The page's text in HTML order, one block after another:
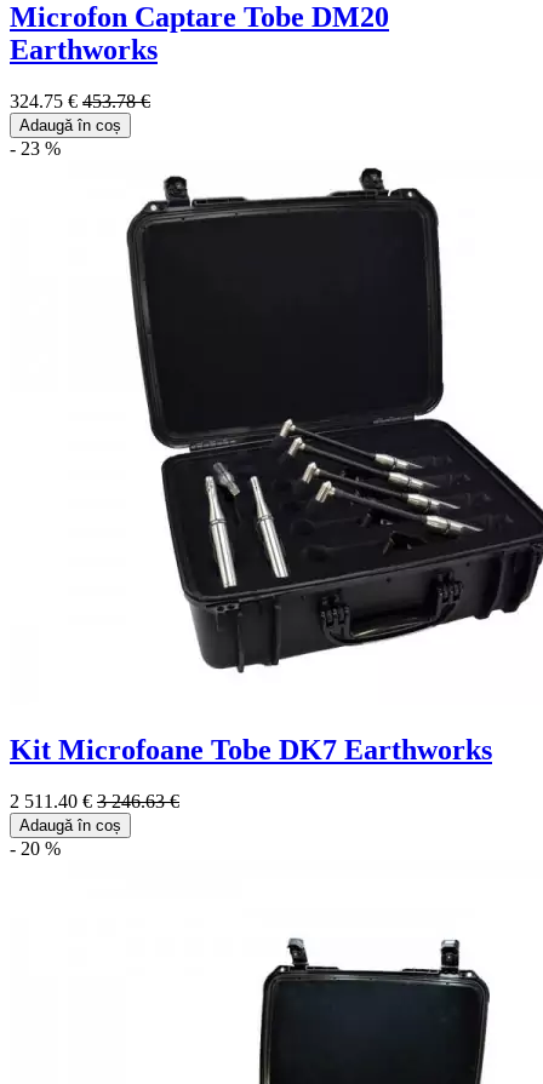
Microfon Captare Tobe DM20
Earthworks
324.75 € 453.78 €
Adaugă în coș
- 23 %
Kit Microfoane Tobe DK7 Earthworks
2 511.40 € 3 246.63 €
Adaugă în coș
- 20 %